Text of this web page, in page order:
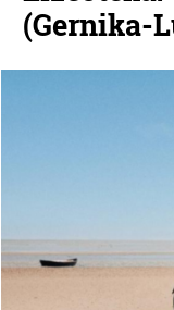
(Gernika-